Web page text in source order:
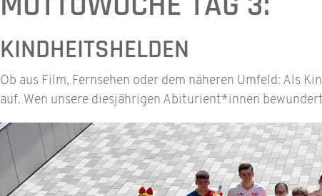
KINDHEITSHELDEN
Ob aus Film, Fernsehen oder dem näheren Umfeld: Als
auf. Wen unsere diesjährigen Abiturient*innen